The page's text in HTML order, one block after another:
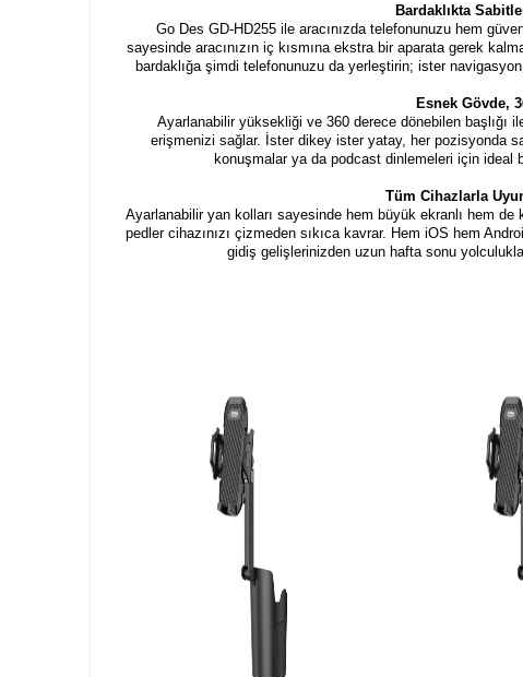
Bardaklıkta
Go Des GD-HD255 ile aracınızda telefonunuzu hem
sayesinde aracınızın iç kısmına ekstra bir aparata gerek
bardaklığa şimdi telefonunuzu da yerleştirin; ister
Esnek Gövde,
Ayarlanabilir yüksekliği ve 360 derece dönebilen başlığı
erişmenizi sağlar. İster dikey ister yatay, her pozisyonda
konuşmalar ya da podcast dinlemeleri için ideal
Tüm Cihazlarla
Ayarlanabilir yan kolları sayesinde hem büyük ekranlı hem
pedler cihazınızı çizmeden sıkıca kavrar. Hem iOS hem
gidiş gelişlerinizden uzun hafta sonu